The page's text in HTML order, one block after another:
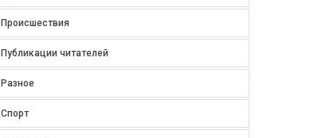
Происшествия
Публикации читателей
Разное
Спорт